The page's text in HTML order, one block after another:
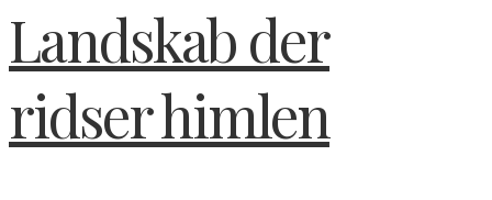
Landskab der
ridser himlen